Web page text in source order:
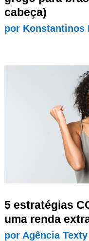
cabeça)
por Konstantinos
5 estratégias
uma renda
por Agência Texty